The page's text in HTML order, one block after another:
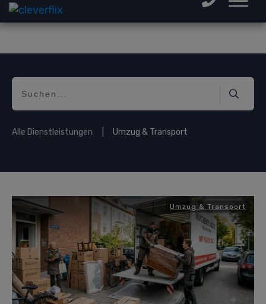
Alle Dienstleistungen Umzug & Transport
Umzug & Transport